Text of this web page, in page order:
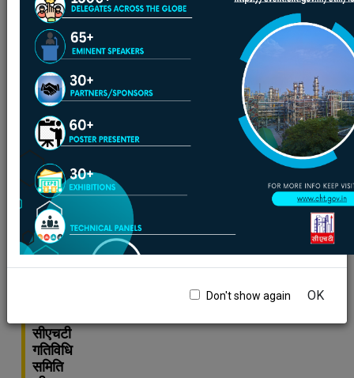
Don't show again OK
एचपीसीएल,
मुंबई
रिफाइनरी
"आत्मनिर्भर
भारत
की
दिशा
में
रिफाइनिंग
और
पेट्रोकेमिकल
क्षेत्र
में
स्वदेशी
उत्पादों
सीएचटी
गतिविधि
समिति